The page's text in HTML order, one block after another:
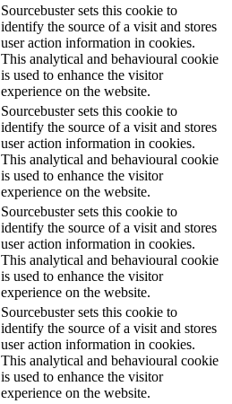
Sourcebuster sets this cookie to
identify the source of a visit and stores
user action information in cookies.
This analytical and behavioural cookie
is used to enhance the visitor
experience on the website.
Sourcebuster sets this cookie to
identify the source of a visit and stores
user action information in cookies.
This analytical and behavioural cookie
is used to enhance the visitor
experience on the website.
Sourcebuster sets this cookie to
identify the source of a visit and stores
user action information in cookies.
This analytical and behavioural cookie
is used to enhance the visitor
experience on the website.
Sourcebuster sets this cookie to
identify the source of a visit and stores
user action information in cookies.
This analytical and behavioural cookie
is used to enhance the visitor
experience on the website.